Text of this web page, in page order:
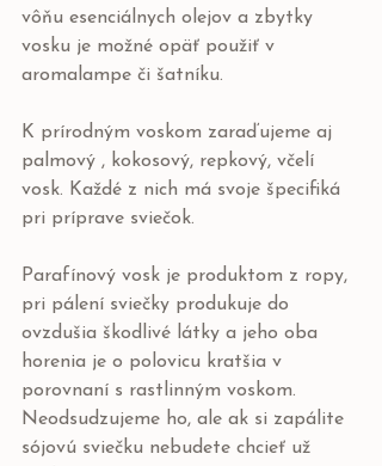
vôňu esenciálnych olejov a zbytky
vosku je možné opäť použiť v
aromalampe či šatníku.
K prírodným voskom zaraďujeme aj
palmový , kokosový, repkový, včelí
vosk. Každé z nich má svoje špecifiká
pri príprave sviečok.
Parafínový vosk je produktom z ropy,
pri pálení sviečky produkuje do
ovzdušia škodlivé látky a jeho oba
horenia je o polovicu kratšia v
porovnaní s rastlinným voskom.
Neodsudzujeme ho, ale ak si zapálite
sójovú sviečku nebudete chcieť už